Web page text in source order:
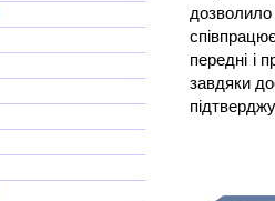
передні і
завдяки